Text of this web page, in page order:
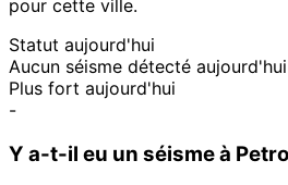
pour cette ville.
Statut aujourd'hui
Aucun séisme détecté aujourd'hui
Plus fort aujourd'hui
-
Y a-t-il eu un séisme à